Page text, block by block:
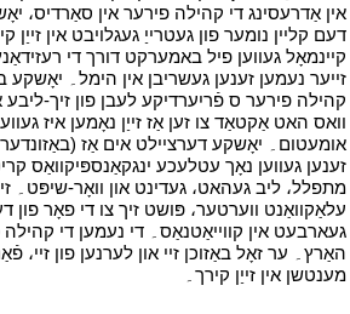
אין אַדרעסינג די קהילה פירער אין סאַרדיס،
דעם קליין נומער פון געטרייַ געגלויבט אין זייַן
קיינמאָל געווען פיל באמערקט דורך די
זייער נעמען זענען געשריבן אין הימל۔ יאָשקע
קהילה פירער ס פֿריִערדיקע לעבן פון זיך-
וואס האט אַקטאַד צו זען אַז זייַן נאָמען איז
אומעטום۔ יאָשקע דערציילט אים אַז (באַזונדער
זענען געווען נאָך עטלעכע ינגקאַנספּיקוואַס
מתפלל، ליב געהאט، געדינט און וואָר-שיפּט۔
עלאַקוואַנט ווערטער، פּושט זיך צו די פאָר
געארבעט אין קווייאַטנאַס۔ די נעמען די
האַרץ۔ ער זאָל באַזוכן זיי און לערנען פון זיי،
מענטשן אין זייַן קירך۔